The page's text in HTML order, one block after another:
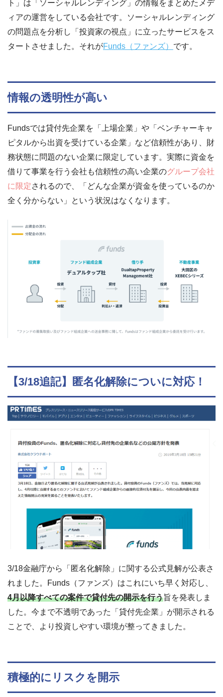
ト」は「ソーシャルレンディング」の情報をまとめたメデ
ィアの運営をしている会社です。ソーシャルレンディング
の問題点を分析し「投資家の視点」に立ったサービスをス
タートさせました。それがFunds（ファンズ） です。
情報の透明性が高い
Fundsでは貸付先企業を「上場企業」や「ベンチャーキャ
ピタルから出資を受けている企業」など信頼性があり、財
務状態に問題のない企業に限定しています。実際に資金を
借りて事業を行う会社も信頼性の高い企業のグループ会社
に限定されるので、「どんな企業が資金を使っているのか
全く分からない」という状況はなくなります。
【3/18追記】匿名化解除についに対応！
3/18金融庁から「匿名化解除」に関する公式見解が公表さ
れました。Funds（ファンズ）はこれにいち早く対応し、
4月以降すべての案件で貸付先の開示を行う旨を発表しま
した。今まで不透明であった「貸付先企業」が開示される
ことで、より投資しやすい環境が整ってきました。
積極的にリスクを開示